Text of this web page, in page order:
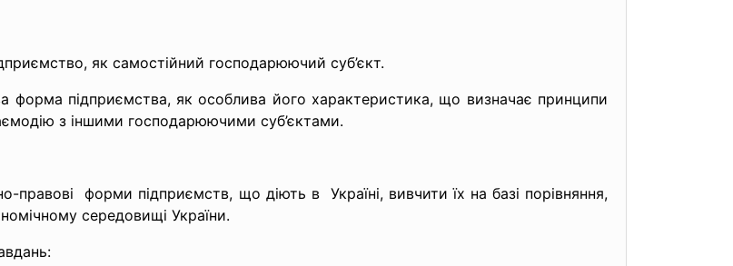
як самостійний господарюючий суб’єкт.
форма підприємства, як особлива його характеристика, що визначає принципи
з іншими господарюючими суб’єктами.
правові форми підприємств, що діють в Україні, вивчити їх на базі порівняння,
середовищі України.